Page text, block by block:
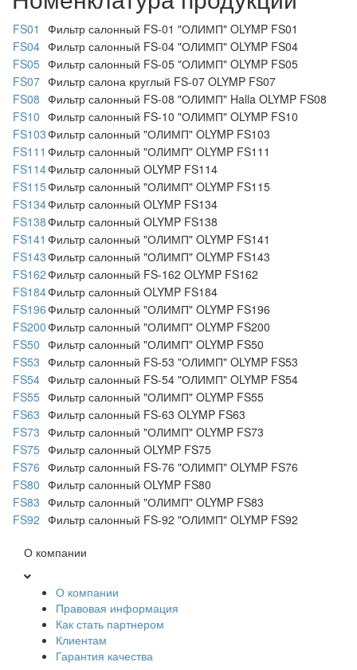
FS01
Фильтр салонный FS-01 "ОЛИМП" OLYMP FS01
FS04 Фильтр салонный FS-04 "ОЛИМП" OLYMP FS04
FS05 Фильтр салонный FS-05 "ОЛИМП" OLYMP FS05
FS07 Фильтр салона круглый FS-07 OLYMP FS07
FS08 Фильтр салонный FS-08 "ОЛИМП" Halla OLYMP FS08
FS10 Фильтр салонный FS-10 "ОЛИМП" OLYMP FS10
FS103Фильтр салонный "ОЛИМП" OLYMP FS103
FS111 Фильтр салонный "ОЛИМП" OLYMP FS111
FS114Фильтр салонный OLYMP FS114
FS115Фильтр салонный "ОЛИМП" OLYMP FS115
FS134Фильтр салонный OLYMP FS134
FS138Фильтр салонный OLYMP FS138
FS141 Фильтр салонный "ОЛИМП" OLYMP FS141
FS143Фильтр салонный "ОЛИМП" OLYMP FS143
FS162Фильтр салонный FS-162 OLYMP FS162
FS184Фильтр салонный OLYMP FS184
FS196Фильтр салонный "ОЛИМП" OLYMP FS196
FS200Фильтр салонный "ОЛИМП" OLYMP FS200
FS50 Фильтр салонный "ОЛИМП" OLYMP FS50
FS53 Фильтр салонный FS-53 "ОЛИМП" OLYMP FS53
FS54 Фильтр салонный FS-54 "ОЛИМП" OLYMP FS54
FS55 Фильтр салонный "ОЛИМП" OLYMP FS55
FS63 Фильтр салонный FS-63 OLYMP FS63
FS73 Фильтр салонный "ОЛИМП" OLYMP FS73
FS75 Фильтр салонный OLYMP FS75
FS76 Фильтр салонный FS-76 "ОЛИМП" OLYMP FS76
FS80 Фильтр салонный OLYMP FS80
FS83 Фильтр салонный "ОЛИМП" OLYMP FS83
FS92 Фильтр салонный FS-92 "ОЛИМП" OLYMP FS92
О компании
О компании
Правовая информация
Как стать партнером
Клиентам
Гарантия качества